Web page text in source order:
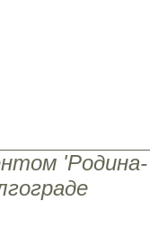
'Родина-